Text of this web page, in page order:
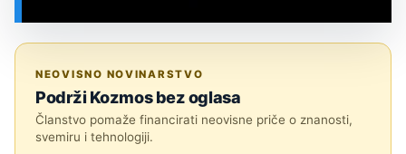
NEOVISNO NOVINARSTVO
Podrži Kozmos bez oglasa
Članstvo pomaže financirati neovisne priče o znanosti,
svemiru i tehnologiji.